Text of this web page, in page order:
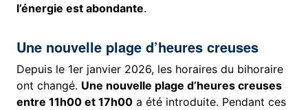
l’énergie est abondante.
Une nouvelle plage d’heures creuses
Depuis le 1er janvier 2026, les horaires du bihoraire
ont changé. Une nouvelle plage d’heures creuses
entre 11h00 et 17h00 a été introduite. Pendant ces